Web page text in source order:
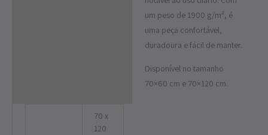
um peso de 1900 g/m², é
uma peça confortável,
duradoura e fácil de manter.
Disponível no tamanho
70×60 cm e 70×120 cm.
70 x
120